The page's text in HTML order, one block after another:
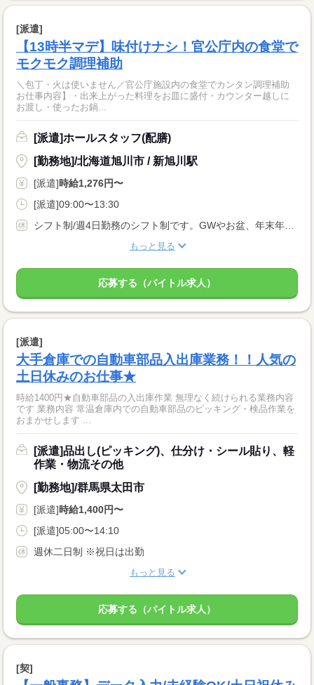
[派遣]
【13時半マデ】味付けナシ！官公庁内の食堂で
モクモク調理補助
＼包丁・火は使いません／官公庁施設内の食堂でカンタン調理補助
お仕事内容】・出来上がった料理をお皿に盛付・カウンター越しに
お渡し・使ったお鍋...
[派遣]ホールスタッフ(配膳)
[勤務地]/北海道旭川市 / 新旭川駅
[派遣]時給1,276円〜
[派遣]09:00〜13:30
シフト制/週4日勤務のシフト制です。GWやお盆、年末年始には長期休暇があります。
もっと見る
応募する（バイトル求人）
[派遣]
大手倉庫での自動車部品入出庫業務！！人気の
土日休みのお仕事★
時給1400円★自動車部品の入出庫作業 無理なく続けられる業務内容
です 業務内容 常温倉庫内での自動車部品のピッキング・検品作業を
おまかせします ...
[派遣]品出し(ピッキング)、仕分け・シール貼り、軽
作業・物流その他
[勤務地]/群馬県太田市
[派遣]時給1,400円〜
[派遣]05:00〜14:10
週休二日制 ※祝日は出勤
もっと見る
応募する（バイトル求人）
[契]